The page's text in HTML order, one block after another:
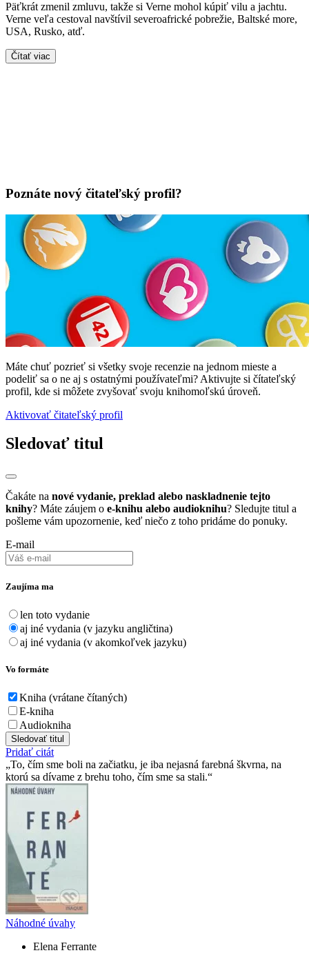
Päťkrát zmenil zmluvu, takže si Verne mohol kúpiť vilu a jachtu.
Verne veľa cestoval navštívil severoafrické pobrežie, Baltské more,
USA, Rusko, atď.
Čítať viac
Poznáte nový čitateľský profil?
Máte chuť pozrieť si všetky svoje recenzie na jednom mieste a
podeliť sa o ne aj s ostatnými používateľmi? Aktivujte si čítateľský
profil, kde si môžete zvyšovať svoju knihomoľskú úroveň.
Aktivovať čitateľský profil
Sledovať titul
Čakáte na nové vydanie, preklad alebo naskladnenie tejto
knihy? Máte záujem o e-knihu alebo audioknihu? Sledujte titul a
pošleme vám upozornenie, keď niečo z toho pridáme do ponuky.
E-mail
Zaujíma ma
len toto vydanie
aj iné vydania (v jazyku angličtina)
aj iné vydania (v akomkoľvek jazyku)
Vo formáte
Kniha (vrátane čítaných)
E-kniha
Audiokniha
Sledovať titul
Pridať citát
To, čím sme boli na začiatku, je iba nejasná farebná škvrna, na
ktorú sa dívame z brehu toho, čím sme sa stali.
Náhodné úvahy
Elena Ferrante